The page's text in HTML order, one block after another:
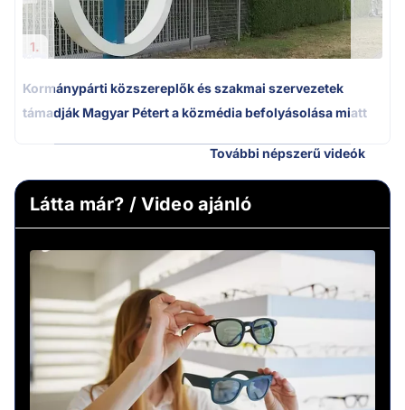
1.
Kormánypárti közszereplők és szakmai szervezetek
támadják Magyar Pétert a közmédia befolyásolása miatt
További népszerű videók
Látta már? / Video ajánló